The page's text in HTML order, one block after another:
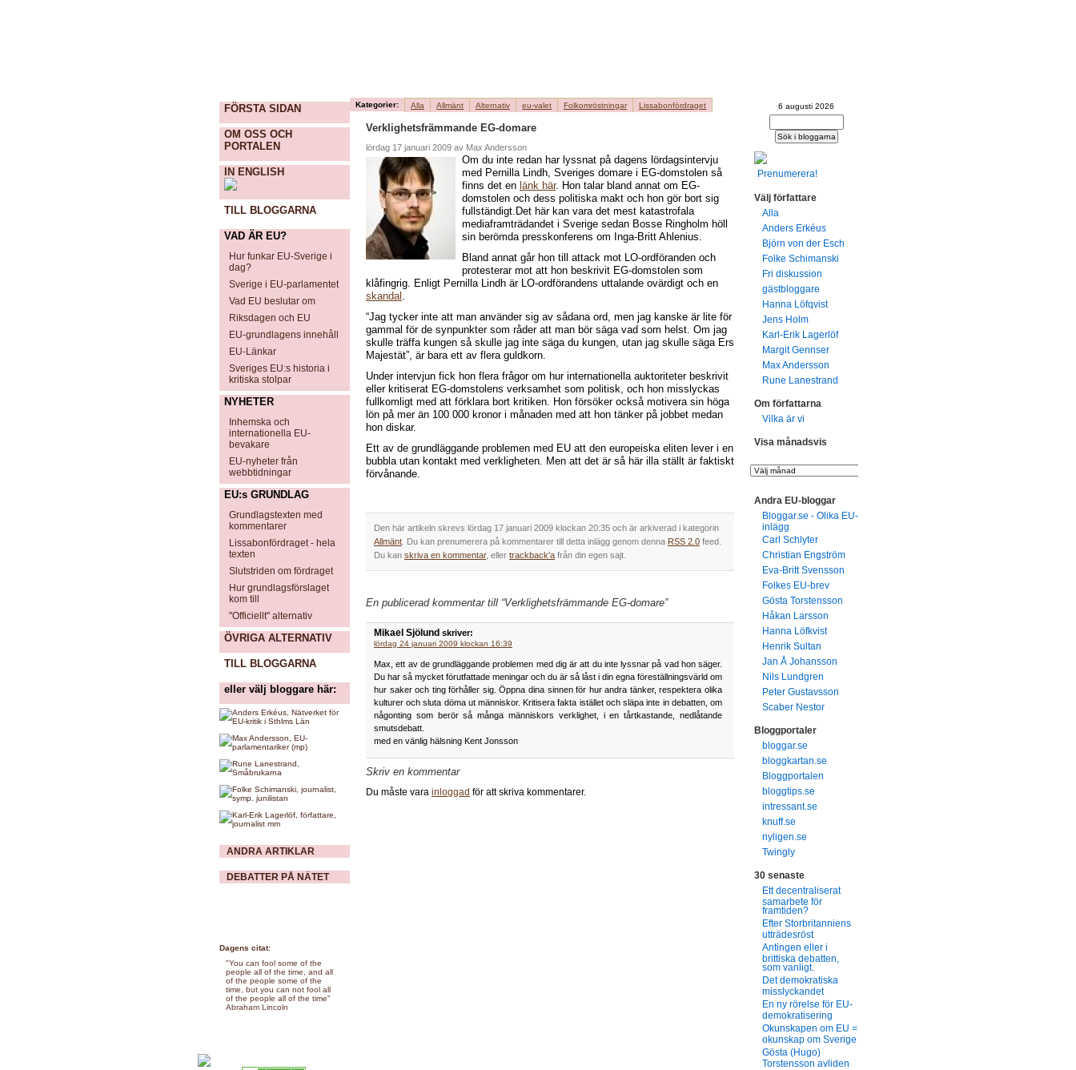
FÖRSTA SIDAN
OM OSS OCH
PORTALEN
IN ENGLISH
TILL BLOGGARNA
VAD ÄR EU?
Hur funkar EU-Sverige i
dag?
Sverige i EU-parlamentet
Vad EU beslutar om
Riksdagen och EU
EU-grundlagens innehåll
EU-Länkar
Sveriges EU:s historia i
kritiska stolpar
NYHETER
Inhemska och
internationella EU-
bevakare
EU-nyheter från
webbtidningar
EU:s GRUNDLAG
Grundlagstexten med
kommentarer
Lissabonfördraget - hela
texten
Slutstriden om fördraget
Hur grundlagsförslaget
kom till
"Officiellt" alternativ
ÖVRIGA ALTERNATIV
TILL BLOGGARNA
eller välj bloggare här:
ANDRA ARTIKLAR
DEBATTER PÅ NÄTET
Dagens citat:
"You can fool some of the
people all of the time, and all
of the people some of the
time, but you can not fool all
of the people all of the time"
Abraham Lincoln
Kategorier: Alla Allmänt Alternativ eu-valet Folkomröstningar Lissabonfördraget
Verklighetsfrämmande EG-domare
lördag 17 januari 2009 av Max Andersson
Om du inte redan har lyssnat på dagens lördagsintervju
med Pernilla Lindh, Sveriges domare i EG-domstolen så
finns det en länk här. Hon talar bland annat om EG-
domstolen och dess politiska makt och hon gör bort sig
fullständigt. Det här kan vara det mest katastrofala
mediaframträdandet i Sverige sedan Bosse Ringholm höll
sin berömda presskonferens om Inga-Britt Ahlenius.
Bland annat går hon till attack mot LO-ordföranden och
protesterar mot att hon beskrivit EG-domstolen som
klåfingrig. Enligt Pernilla Lindh är LO-ordförandens uttalande ovärdigt och en
skandal .
“Jag tycker inte att man använder sig av sådana ord, men jag kanske är lite för
gammal för de synpunkter som råder att man bör säga vad som helst. Om jag
skulle träffa kungen så skulle jag inte säga du kungen, utan jag skulle säga Ers
Majestät”, är bara ett av flera guldkorn.
Under intervjun fick hon flera frågor om hur internationella auktoriteter beskrivit
eller kritiserat EG-domstolens verksamhet som politisk, och hon misslyckas
fullkomligt med att förklara bort kritiken. Hon försöker också motivera sin höga
lön på mer än 100 000 kronor i månaden med att hon tänker på jobbet medan
hon diskar.
Ett av de grundläggande problemen med EU att den europeiska eliten lever i en
bubbla utan kontakt med verkligheten. Men att det är så här illa ställt är faktiskt
förvånande.
Den här artikeln skrevs lördag 17 januari 2009 klockan 20:35 och är arkiverad i kategorin
Allmänt . Du kan prenumerera på kommentarer till detta inlägg genom denna RSS 2.0 feed.
Du kan skriva en kommentar, eller trackback'a från din egen sajt.
En publicerad kommentar till “Verklighetsfrämmande EG-domare”
Mikael Sjölund skriver:
lördag 24 januari 2009 klockan 16:39
Max, ett av de grundläggande problemen med dig är att du inte lyssnar på vad hon säger.
Du har så mycket förutfattade meningar och du är så låst i din egna föreställningsvärld om
hur saker och ting förhåller sig. Öppna dina sinnen för hur andra tänker, respektera olika
kulturer och sluta döma ut människor. Kritisera fakta istället och släpa inte in debatten, om
någonting som berör så många människors verklighet, i en tårtkastande, nedlåtande
smutsdebatt.
med en vänlig hälsning Kent Jonsson
Skriv en kommentar
Du måste vara inloggad för att skriva kommentarer.
6 augusti 2026
Prenumerera!
Välj författare
Alla
Anders Erkéus
Björn von der Esch
Folke Schimanski
Fri diskussion
gästbloggare
Hanna Löfqvist
Jens Holm
Karl-Erik Lagerlöf
Margit Gennser
Max Andersson
Rune Lanestrand
Om författarna
Vilka är vi
Visa månadsvis
Andra EU-bloggar
Bloggar.se - Olika EU-
inlägg
Carl Schlyter
Christian Engström
Eva-Britt Svensson
Folkes EU-brev
Gösta Torstensson
Håkan Larsson
Hanna Löfkvist
Henrik Sultan
Jan Å Johansson
Nils Lundgren
Peter Gustavsson
Scaber Nestor
Bloggportaler
bloggar.se
bloggkartan.se
Bloggportalen
bloggtips.se
intressant.se
knuff.se
nyligen.se
Twingly
30 senaste
Ett decentraliserat
samarbete för
framtiden?
Efter Storbritanniens
utträdesröst
Antingen eller i
brittiska debatten,
som vanligt.
Det demokratiska
misslyckandet
En ny rörelse för EU-
demokratisering
Okunskapen om EU =
okunskap om Sverige
Gösta (Hugo)
Torstensson avliden